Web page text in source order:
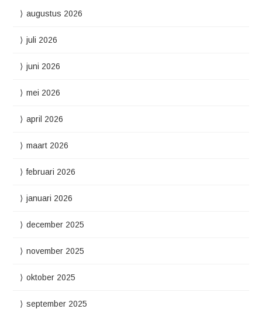
augustus 2026
juli 2026
juni 2026
mei 2026
april 2026
maart 2026
februari 2026
januari 2026
december 2025
november 2025
oktober 2025
september 2025